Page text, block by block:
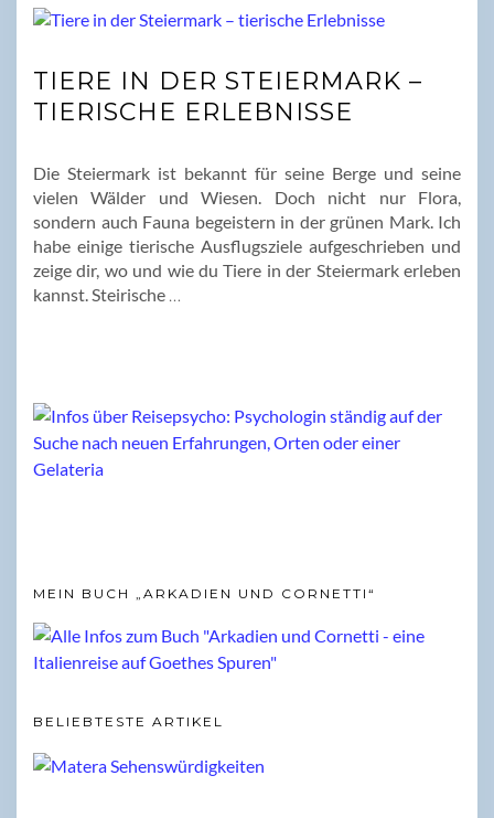
TIERE IN DER STEIERMARK –
TIERISCHE ERLEBNISSE
Die Steiermark ist bekannt für seine Berge und seine
vielen Wälder und Wiesen. Doch nicht nur Flora,
sondern auch Fauna begeistern in der grünen Mark. Ich
habe einige tierische Ausflugsziele aufgeschrieben und
zeige dir, wo und wie du Tiere in der Steiermark erleben
kannst. Steirische
MEIN BUCH „ARKADIEN UND CORNETTI“
BELIEBTESTE ARTIKEL